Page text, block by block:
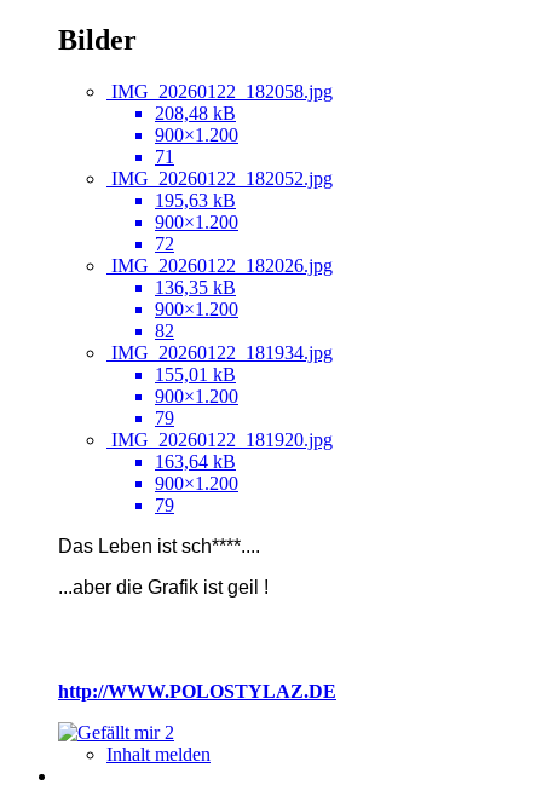
Bilder
IMG_20260122_182058.jpg
208,48 kB
900×1.200
71
IMG_20260122_182052.jpg
195,63 kB
900×1.200
72
IMG_20260122_182026.jpg
136,35 kB
900×1.200
82
IMG_20260122_181934.jpg
155,01 kB
900×1.200
79
IMG_20260122_181920.jpg
163,64 kB
900×1.200
79
Das Leben ist sch****....
...aber die Grafik ist geil !
http://WWW.POLOSTYLAZ.DE
2
Inhalt melden